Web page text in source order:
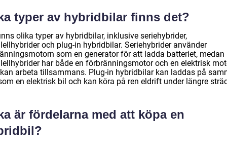
typer av hybridbilar finns det?
olika typer av hybridbilar, inklusive seriehybrider,
och plug-in hybridbilar. Seriehybrider använder
som en generator för att ladda batteriet, medan
har både en förbränningsmotor och en elektrisk
arbeta tillsammans. Plug-in hybridbilar kan laddas på
en elektrisk bil och kan köra på ren eldrift under längre
är fördelarna med att köpa en